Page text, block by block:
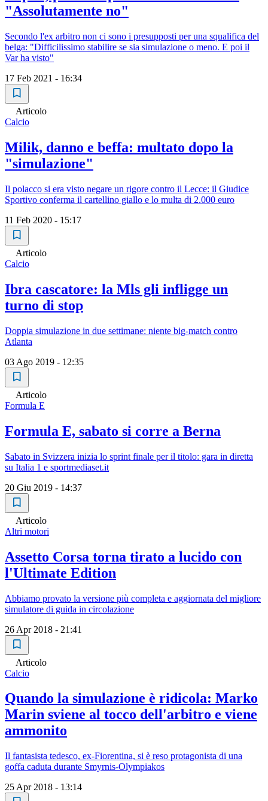
"Assolutamente no"
Secondo l'ex arbitro non ci sono i presupposti per una squalifica del
belga: "Difficilissimo stabilire se sia simulazione o meno. E poi il
Var ha visto"
17 Feb 2021 - 16:34
Articolo
Calcio
Milik, danno e beffa: multato dopo la
"simulazione"
Il polacco si era visto negare un rigore contro il Lecce: il Giudice
Sportivo conferma il cartellino giallo e lo multa di 2.000 euro
11 Feb 2020 - 15:17
Articolo
Calcio
Ibra cascatore: la Mls gli infligge un
turno di stop
Doppia simulazione in due settimane: niente big-match contro
Atlanta
03 Ago 2019 - 12:35
Articolo
Formula E
Formula E, sabato si corre a Berna
Sabato in Svizzera inizia lo sprint finale per il titolo: gara in diretta
su Italia 1 e sportmediaset.it
20 Giu 2019 - 14:37
Articolo
Altri motori
Assetto Corsa torna tirato a lucido con
l'Ultimate Edition
Abbiamo provato la versione più completa e aggiornata del migliore
simulatore di guida in circolazione
26 Apr 2018 - 21:41
Articolo
Calcio
Quando la simulazione è ridicola: Marko
Marin sviene al tocco dell'arbitro e viene
ammonito
Il fantasista tedesco, ex-Fiorentina, si è reso protagonista di una
goffa caduta durante Smyrnis-Olympiakos
25 Apr 2018 - 13:14